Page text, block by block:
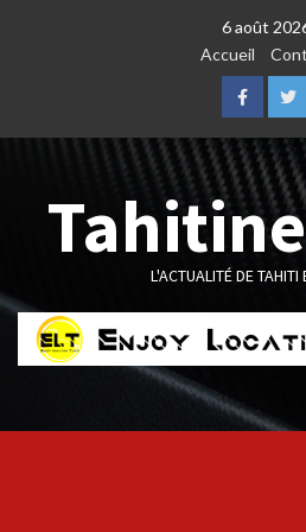
6 août
Accueil
L'ACTUALITÉ DE TAHITI